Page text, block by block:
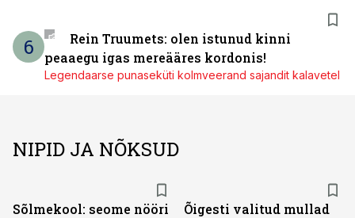
6
Rein Truumets: olen istunud kinni
peaaegu igas mereääres kordonis!
Legendaarse punaseküti kolmveerand sajandit kalavetel
NIPID JA NÕKSUD
Sõlmekool: seome nööri
Õigesti valitud mullad